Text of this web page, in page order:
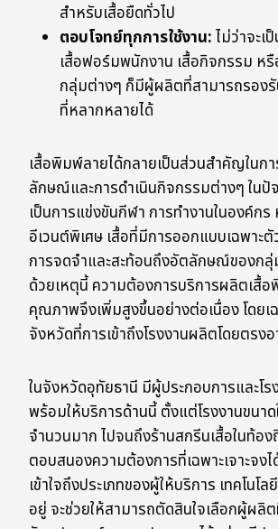
สำหรับเสื้อยืดทั่วไป
ตอบโจทย์ทุกการใช้งาน:ไม่ว่าจะเ
เสื้อฟอร์มพนักงาน เสื้อกิจกรรม ห
กลุ่มต่างๆ ก็มีผู้ผลิตที่สามารถรอง
ที่หลากหลายได้
เสื้อพิมพ์ลายได้กลายเป็นส่วนสำคัญในก
ลักษณ์และการดำเนินกิจกรรมต่างๆ ในปั
เป็นการแข่งขันกีฬา การทำงานในองค์ก
อีเวนต์พิเศษ เสื้อที่มีการออกแบบเฉพาะ
การจดจำและสะท้อนถึงอัตลักษณ์ของกลุ่
ด้วยเหตุนี้ ความต้องการบริการผลิตเสื้
คุณภาพจึงเพิ่มสูงขึ้นอย่างต่อเนื่อง โดยเ
จังหวัดที่การเข้าถึงโรงงานผลิตโดยตรง
ในจังหวัดอุทัยธานี มีผู้ประกอบการและโ
พร้อมให้บริการด้านนี้ ตั้งแต่โรงงานขน
จำนวนมาก ไปจนถึงร้านสกรีนเสื้อในท้อ
ตอบสนองความต้องการที่เฉพาะเจาะจง
เข้าใจถึงประเภทของผู้ให้บริการ เทคโนโ
อยู่ จะช่วยให้สามารถตัดสินใจเลือกผู้ผลิ